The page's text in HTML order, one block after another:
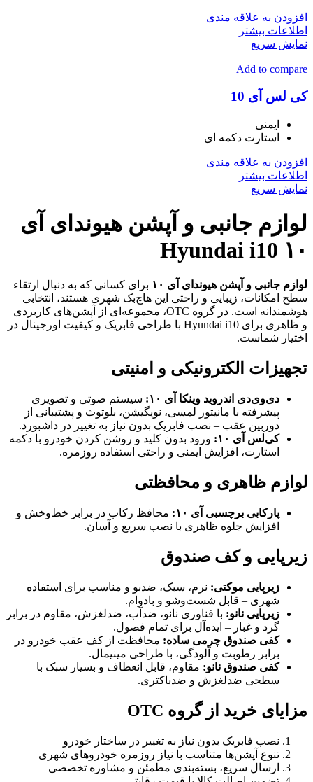
افزودن به علاقه مندی
اطلاعات بیشتر
نمایش سریع
Add to compare
کی لس آی 10
ایمنی
استارت دکمه ای
افزودن به علاقه مندی
اطلاعات بیشتر
نمایش سریع
لوازم جانبی و آپشن هیوندای آی
۱۰ Hyundai i10
لوازم جانبی و آپشن هیوندای آی ۱۰
برای کسانی که به دنبال ارتقاء
سطح امکانات، زیبایی و راحتی این هاچ‌بک شهری هستند، انتخابی
هوشمندانه است. در گروه OTC، مجموعه‌ای از آپشن‌های کاربردی
و ظاهری برای Hyundai i10 با طراحی فابریک و کیفیت اورجینال در
اختیار شماست.
تجهیزات الکترونیکی و امنیتی
دی‌وی‌دی اندروید وینکا آی ۱۰:
سیستم صوتی و تصویری
پیشرفته با مانیتور لمسی، نویگیشن، بلوتوث و پشتیبانی از
دوربین عقب – نصب فابریک بدون نیاز به تغییر در داشبورد.
کی‌لس آی ۱۰:
ورود بدون کلید و روشن کردن خودرو با دکمه
استارت، افزایش ایمنی و راحتی استفاده روزمره.
لوازم ظاهری و محافظتی
پارکابی برچسبی آی ۱۰:
محافظ رکاب در برابر خط‌وخش و
افزایش جلوه ظاهری با نصب سریع و آسان.
زیرپایی و کف صندوق
زیرپایی موکتی: نرم، سبک، ضدبو و مناسب برای استفاده
شهری – قابل شست‌وشو و بادوام.
زیرپایی نانو: با فناوری نانو، ضدآب، ضدلغزش، مقاوم در برابر
گرد و غبار – ایده‌آل برای تمام فصول.
کفی صندوق چرمی ساده: محافظت از کف عقب خودرو در
برابر رطوبت و آلودگی، با طراحی مینیمال.
کفی صندوق نانو: مقاوم، قابل انعطاف و بسیار سبک با
سطحی ضدلغزش و ضدباکتری.
مزایای خرید از گروه OTC
نصب فابریک بدون نیاز به تغییر در ساختار خودرو
تنوع آپشن‌ها متناسب با نیاز روزمره خودروهای شهری
ارسال سریع، بسته‌بندی مطمئن و مشاوره تخصصی